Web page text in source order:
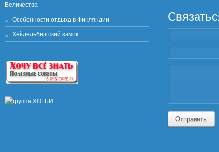
Величества
Особенности отдыха в Финляндии
Хейдельбергский замок
Отправить